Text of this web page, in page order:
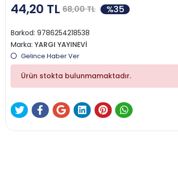
44,20 TL 68,00 TL %35
Barkod: 9786254218538
Marka: YARGI YAYINEVİ
Gelince Haber Ver
Ürün stokta bulunmamaktadır.